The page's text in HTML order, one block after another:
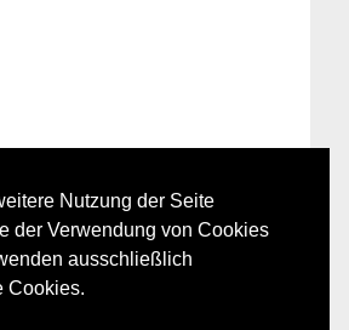
Nutzung der Seite
der Verwendung von Cookies
ausschließlich
Cookies.